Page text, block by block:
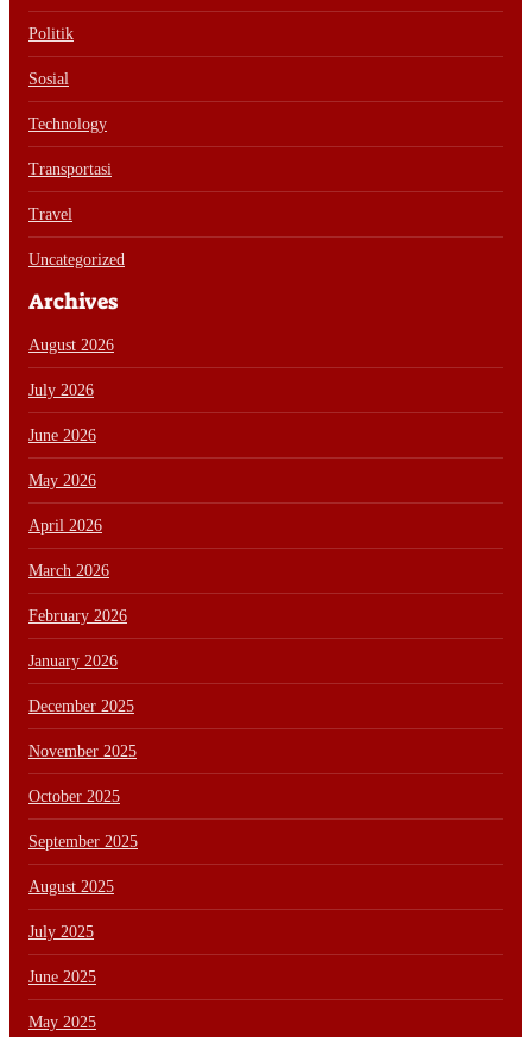
Politik
Sosial
Technology
Transportasi
Travel
Uncategorized
Archives
August 2026
July 2026
June 2026
May 2026
April 2026
March 2026
February 2026
January 2026
December 2025
November 2025
October 2025
September 2025
August 2025
July 2025
June 2025
May 2025